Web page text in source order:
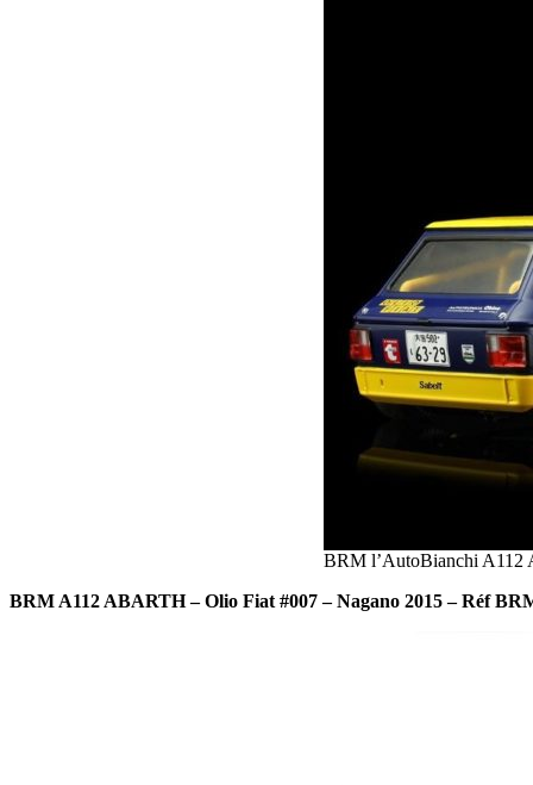
BRM l’AutoBianchi A112
BRM A112 ABARTH – Olio Fiat #007 – Nagano 2015 – Réf